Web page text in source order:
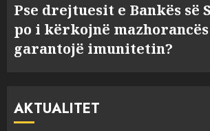
Pse drejtuesit e Bankës së
po i kërkojnë mazhorancës
garantojë imunitetin?
AKTUALITET